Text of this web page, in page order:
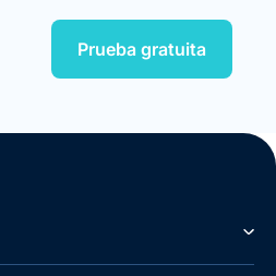
Prueba gratuita